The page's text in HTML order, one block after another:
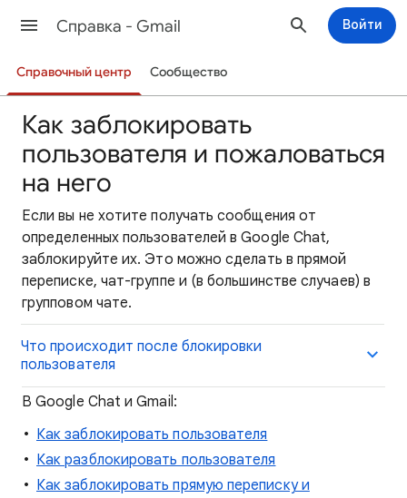
Cправка - Gmail Войти
Справочный центр Сообщество
Как заблокировать
пользователя и пожаловаться
на него
Если вы не хотите получать сообщения от
определенных пользователей в Google Chat,
заблокируйте их. Это можно сделать в прямой
переписке, чат-группе и (в большинстве случаев) в
групповом чате.
Что происходит после блокировки
пользователя
В Google Chat и Gmail:
Как заблокировать пользователя
Как разблокировать пользователя
Как заблокировать прямую переписку и